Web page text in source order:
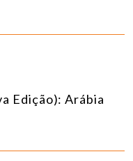
Edição): Arábia